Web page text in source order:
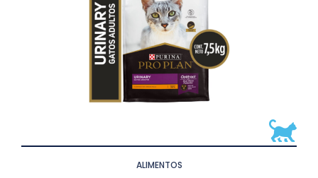
ALIMENTOS